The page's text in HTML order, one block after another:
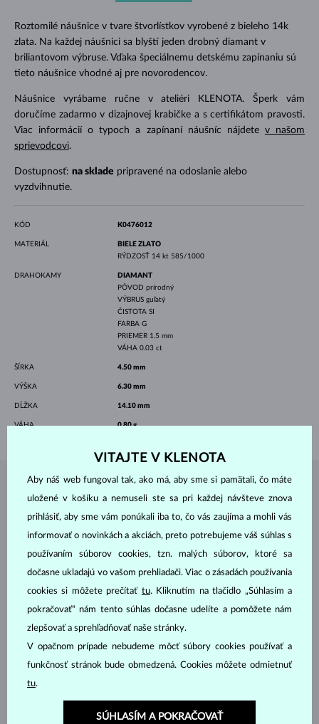
Roztomilé náušnice v tvare štvorlístkov vyrobené z bieleho 14k
zlata. Na každej náušnici sa blyští jeden drobný diamant v
briliantovom výbruse. Vďaka špeciálnemu detskému zapínaniu sú
tieto náušnice vhodné aj pre novorodencov.
Náušnice vyrábame ručne v ateliéri KLENOTA. Šperk vám
doručíme zadarmo v dizajnovej krabičke a s certifikátom pravosti.
Viac informácií o typoch a zapínaní náušníc nájdete v našom
sprievodcovi.
Dostupnosť: na sklade pripravené na odoslanie alebo
vyzdvihnutie.
KÓD K0476012
MATERIÁL
BIELE ZLATO
RÝDZOSŤ 14 kt 585/1000
DRAHOKAMY
DIAMANT
PÔVOD prírodný
VÝBRUS guľatý
ČISTOTA SI
FARBA G
PRIEMER 1.5 mm
VÁHA 0.03 ct
ŠÍRKA 4.50 mm
VÝŠKA 6.30 mm
DĹŽKA 14.10 mm
VÁHA 0.80 g
ŠPERKY Z ATELIÉRU KLENOTA
VITAJTE V KLENOTA
Aby náš web fungoval tak, ako má, aby sme si pamätali, čo máte
uložené v košíku a nemuseli ste sa pri každej návšteve znova
prihlásiť, aby sme vám ponúkali iba to, čo vás zaujíma a mohli vás
informovať o novinkách a akciách, preto potrebujeme váš súhlas s
používaním súborov cookies, tzn. malých súborov, ktoré sa
dočasne ukladajú vo vašom prehliadači. Viac o zásadách používania
cookies si môžete prečítať tu. Kliknutím na tlačidlo „Súhlasím a
pokračovať“ nám tento súhlas dočasne udelíte a pomôžete nám
zlepšovať a sprehľadňovať naše stránky.
V opačnom prípade nebudeme môcť súbory cookies používať a
funkčnosť stránok bude obmedzená. Cookies môžete odmietnuť
tu.
SÚHLASÍM A POKRAČOVAŤ